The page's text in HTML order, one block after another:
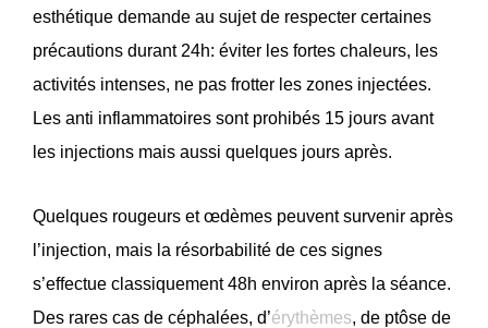
esthétique demande au sujet de respecter certaines
précautions durant 24h: éviter les fortes chaleurs, les
activités intenses, ne pas frotter les zones injectées.
Les anti inflammatoires sont prohibés 15 jours avant
les injections mais aussi quelques jours après.
Quelques rougeurs et œdèmes peuvent survenir après
l’injection, mais la résorbabilité de ces signes
s’effectue classiquement 48h environ après la séance.
Des rares cas de céphalées, d’érythèmes, de ptôse de